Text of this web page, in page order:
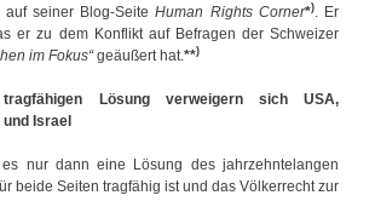
auf seiner Blog-SeiteHuman Rights Corner*). Er
er zu dem Konflikt auf Befragen der Schweizer
im Fokus“geäußert hat.**)
Lösung verweigern sich USA,
Israel
nur dann eine Lösung des jahrzehntelangen
beide Seiten tragfähig ist und das Völkerrecht zur